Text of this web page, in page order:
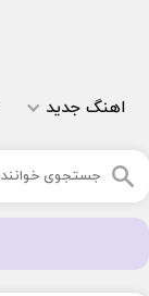
اهنگ جدید